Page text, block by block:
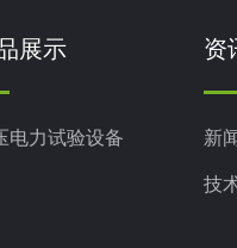
展示
电力试验设备
资
新
技